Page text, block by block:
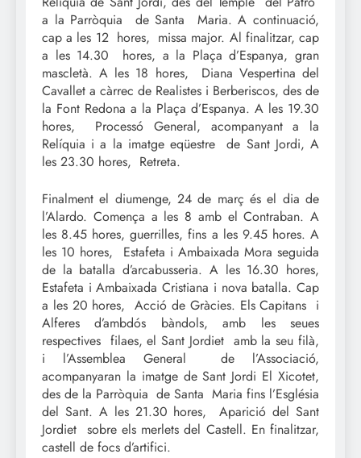
a la Parròquia de Santa Maria. A continuació,
cap a les 12 hores, missa major. Al finalitzar, cap
a les 14.30 hores, a la Plaça d’Espanya, gran
mascletà. A les 18 hores, Diana Vespertina del
Cavallet a càrrec de Realistes i Berberiscos, des de
la Font Redona a la Plaça d’Espanya. A les 19.30
hores, Processó General, acompanyant a la
Relíquia i a la imatge eqüestre de Sant Jordi, A
les 23.30 hores, Retreta.
Finalment el diumenge, 24 de març és el dia de
l’Alardo. Comença a les 8 amb el Contraban. A
les 8.45 hores, guerrilles, fins a les 9.45 hores. A
les 10 hores, Estafeta i Ambaixada Mora seguida
de la batalla d’arcabusseria. A les 16.30 hores,
Estafeta i Ambaixada Cristiana i nova batalla. Cap
a les 20 hores, Acció de Gràcies. Els Capitans i
Alferes d’ambdós bàndols, amb les seues
respectives filaes, el Sant Jordiet amb la seu filà,
i l’Assemblea General de l’Associació,
acompanyaran la imatge de Sant Jordi El Xicotet,
des de la Parròquia de Santa Maria fins l’Església
del Sant. A les 21.30 hores, Aparició del Sant
Jordiet sobre els merlets del Castell. En finalitzar,
castell de focs d’artifici.